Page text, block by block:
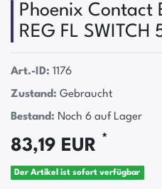
Phoenix Contact
REG FL SWITCH
Art.-ID: 1176
Zustand: Gebraucht
Bestand: Noch 6 auf Lager
83,19 EUR *
Der Artikel ist sofort verfügbar